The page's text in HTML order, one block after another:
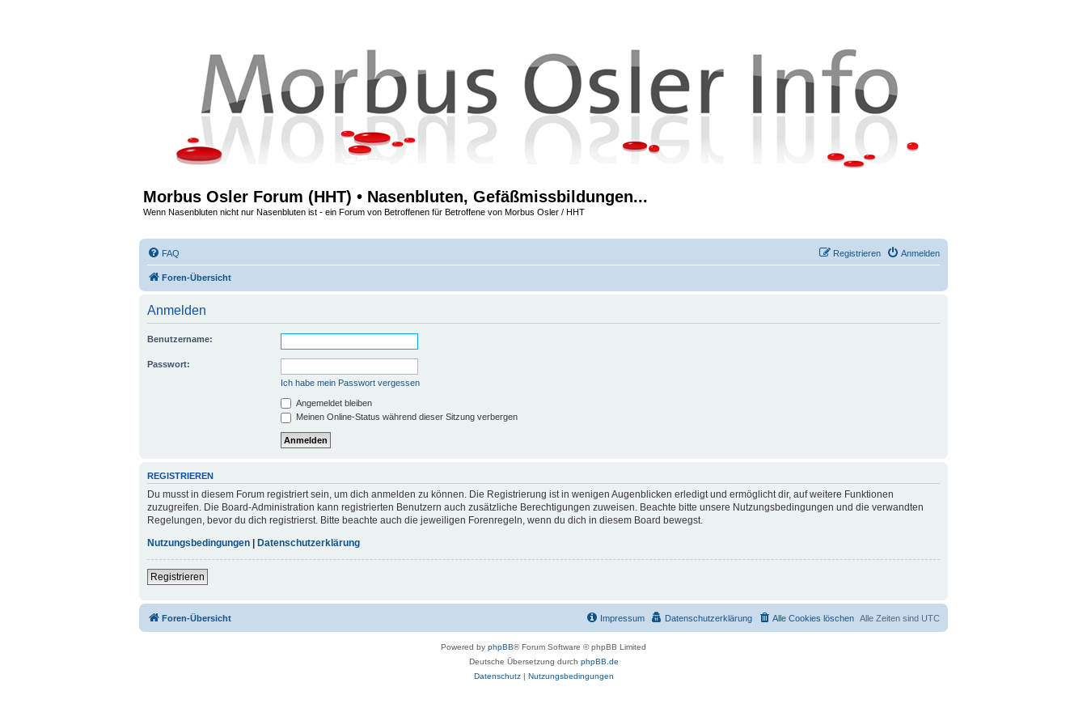
Morbus Osler Forum (HHT) • Nasenbluten, Gefäßmissbildungen...
Wenn Nasenbluten nicht nur Nasenbluten ist - ein Forum von Betroffenen für Betroffene von Morbus Osler / HHT
FAQ Anmelden
Registrieren
Foren-Übersicht
Anmelden
Benutzername:
Passwort:
Ich habe mein Passwort vergessen
Angemeldet bleiben
Meinen Online-Status während dieser Sitzung verbergen
REGISTRIEREN
Du musst in diesem Forum registriert sein, um dich anmelden zu können. Die Registrierung ist in wenigen Augenblicken erledigt und ermöglicht dir, auf weitere Funktionen
zuzugreifen. Die Board-Administration kann registrierten Benutzern auch zusätzliche Berechtigungen zuweisen. Beachte bitte unsere Nutzungsbedingungen und die verwandten
Regelungen, bevor du dich registrierst. Bitte beachte auch die jeweiligen Forenregeln, wenn du dich in diesem Board bewegst.
Nutzungsbedingungen
Datenschutzerklärung
Registrieren
Foren-Übersicht Alle Zeiten sind UTC
Alle Cookies löschen
Datenschutzerklärung
Impressum
Powered by phpBB® Forum Software © phpBB Limited
Deutsche Übersetzung durch phpBB.de
Datenschutz| Nutzungsbedingungen